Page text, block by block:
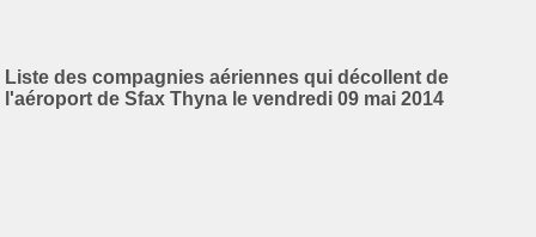
Liste des compagnies aériennes qui décollent de
l'aéroport de Sfax Thyna le vendredi 09 mai 2014